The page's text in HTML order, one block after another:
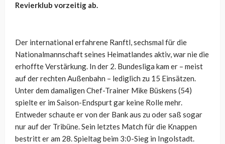
Revierklub vorzeitig ab.
Der international erfahrene Ranftl, sechsmal für die
Nationalmannschaft seines Heimatlandes aktiv, war nie die
erhoffte Verstärkung. In der 2. Bundesliga kam er – meist
auf der rechten Außenbahn – lediglich zu 15 Einsätzen.
Unter dem damaligen Chef-Trainer Mike Büskens (54)
spielte er im Saison-Endspurt gar keine Rolle mehr.
Entweder schaute er von der Bank aus zu oder saß sogar
nur auf der Tribüne. Sein letztes Match für die Knappen
bestritt er am 28. Spieltag beim 3:0-Sieg in Ingolstadt.